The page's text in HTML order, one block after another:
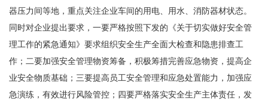
器压力间等地，重点关注企业车间的用电、用水、消防器材状态。
同时对企业提出要求，一要严格按照下发的《关于切实做好安全管
理工作的紧急通知》要求组织安全生产全面大检查和隐患排查工
作；二要加强安全管理物资筹备，积极筹措完善应急物资，提高企
业安全物质基础；三要提高员工安全管理和应急处置能力，加强应
急演练，有效进行风险管控；四要严格落实安全生产主体责任，发